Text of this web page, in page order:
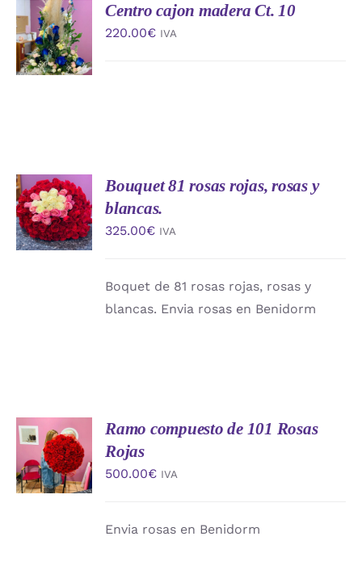
AÑADIR
AL
CARRITO
/
DETALLES
Centro cajon madera Ct. 10
220.00€ IVA
AÑADIR
AL
CARRITO
/
DETALLES
Bouquet 81 rosas rojas, rosas y
blancas.
325.00€ IVA
Boquet de 81 rosas rojas, rosas y
blancas. Envia rosas en Benidorm
AÑADIR
AL
CARRITO
/
DETALLES
Ramo compuesto de 101 Rosas
Rojas
500.00€ IVA
Envia rosas en Benidorm